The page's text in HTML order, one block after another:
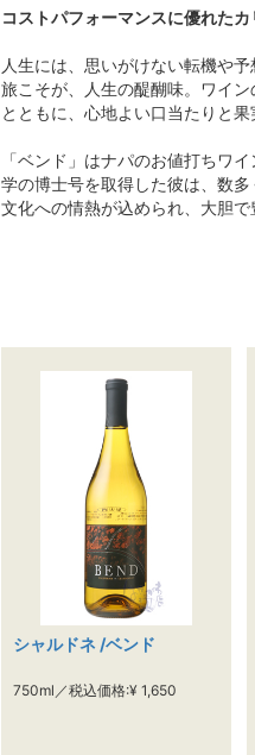
コストパフォーマンスに優れた
人生には、思いがけない転機や
旅こそが、人生の醍醐味。ワイ
とともに、心地よい口当たりと
「ベンド」はナパのお値打ちワ
学の博士号を取得した彼は、数
文化への情熱が込められ、大胆で
シャルドネ /ベンド
750ml／税込価格:¥ 1,650